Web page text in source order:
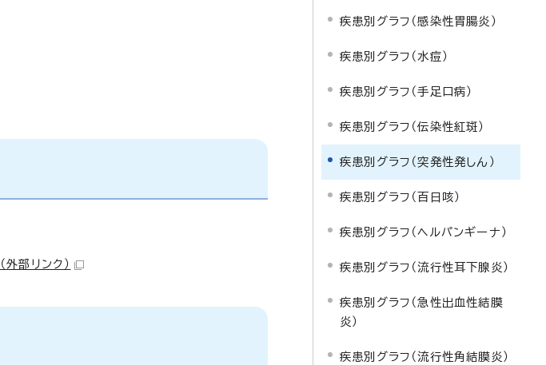
（外部リンク）
疾患別グラフ（感染性胃腸炎）
疾患別グラフ（水痘）
疾患別グラフ（手足口病）
疾患別グラフ（伝染性紅斑）
疾患別グラフ（突発性発しん）
疾患別グラフ（百日咳）
疾患別グラフ（ヘルパンギーナ）
疾患別グラフ（流行性耳下腺炎）
疾患別グラフ（急性出血性結膜
炎）
疾患別グラフ（流行性角結膜炎）